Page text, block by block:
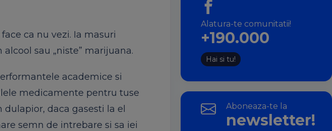
ca nu vezi. Ia masuri
sau „niste” marijuana.
academice si
medicamente pentru tuse
daca gasesti la el
semn de intrebare si sa iei
Alatura-te comunitatii!
+190.000
Hai si tu!
Aboneaza-te la
newsletter!